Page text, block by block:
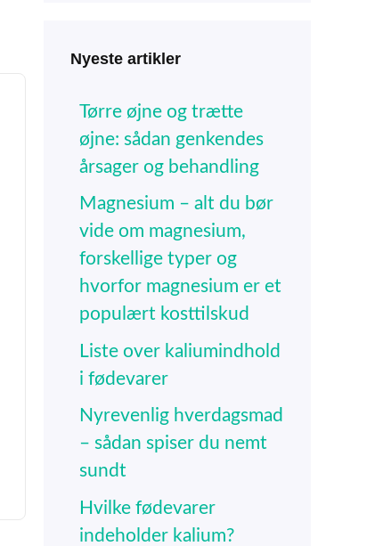
Nyeste artikler
Tørre øjne og trætte
øjne: sådan genkendes
årsager og behandling
Magnesium – alt du bør
vide om magnesium,
forskellige typer og
hvorfor magnesium er et
populært kosttilskud
Liste over kaliumindhold
i fødevarer
Nyrevenlig hverdagsmad
– sådan spiser du nemt
sundt
Hvilke fødevarer
indeholder kalium?